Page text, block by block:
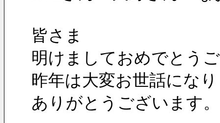
皆さま
明けましておめでとう
昨年は大変お世話にな
ありがとうございます。